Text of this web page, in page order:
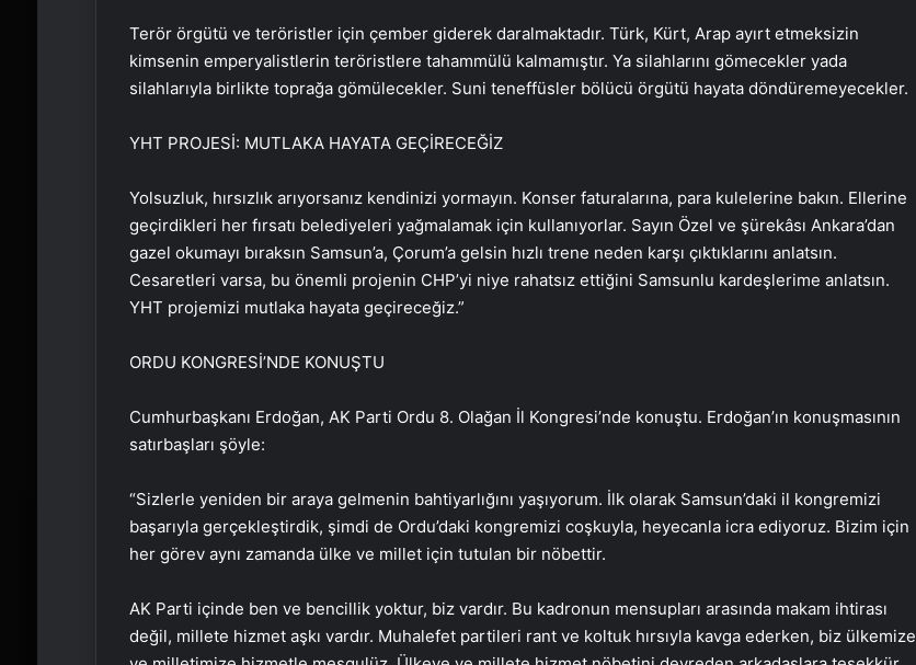
Terör örgütü ve teröristler için çember giderek daralmaktadır. Türk, Kürt, Arap ayırt etmeksizin
kimsenin emperyalistlerin teröristlere tahammülü kalmamıştır. Ya silahlarını gömecekler yada
silahlarıyla birlikte toprağa gömülecekler. Suni teneffüsler bölücü örgütü hayata döndüremeyecekler.
YHT PROJESİ: MUTLAKA HAYATA GEÇİRECEĞİZ
Yolsuzluk, hırsızlık arıyorsanız kendinizi yormayın. Konser faturalarına, para kulelerine bakın. Ellerine
geçirdikleri her fırsatı belediyeleri yağmalamak için kullanıyorlar. Sayın Özel ve şürekâsı Ankara’dan
gazel okumayı bıraksın Samsun’a, Çorum’a gelsin hızlı trene neden karşı çıktıklarını anlatsın.
Cesaretleri varsa, bu önemli projenin CHP’yi niye rahatsız ettiğini Samsunlu kardeşlerime anlatsın.
YHT projemizi mutlaka hayata geçireceğiz.”
ORDU KONGRESİ’NDE KONUŞTU
Cumhurbaşkanı Erdoğan, AK Parti Ordu 8. Olağan İl Kongresi’nde konuştu. Erdoğan’ın konuşmasının
satırbaşları şöyle:
“Sizlerle yeniden bir araya gelmenin bahtiyarlığını yaşıyorum. İlk olarak Samsun’daki il kongremizi
başarıyla gerçekleştirdik, şimdi de Ordu’daki kongremizi coşkuyla, heyecanla icra ediyoruz. Bizim için
her görev aynı zamanda ülke ve millet için tutulan bir nöbettir.
AK Parti içinde ben ve bencillik yoktur, biz vardır. Bu kadronun mensupları arasında makam ihtirası
değil, millete hizmet aşkı vardır. Muhalefet partileri rant ve koltuk hırsıyla kavga ederken, biz ülkemize